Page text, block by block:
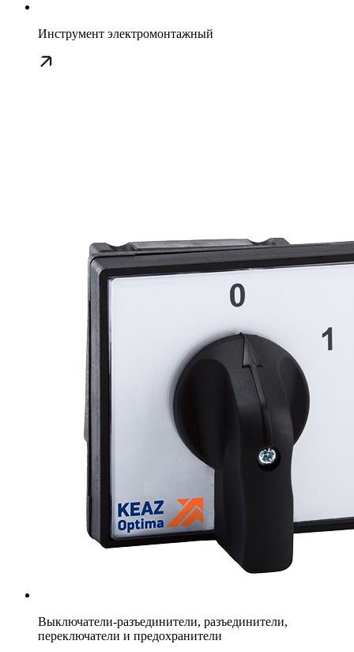
Инструмент электромонтажный
Выключатели-разъединители, разъединители,
переключатели и предохранители